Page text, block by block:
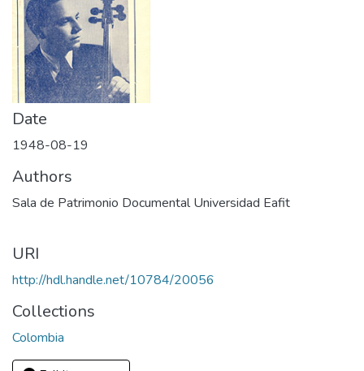
Date
1948-08-19
Authors
Sala de Patrimonio Documental Universidad Eafit
URI
http://hdl.handle.net/10784/20056
Collections
Colombia